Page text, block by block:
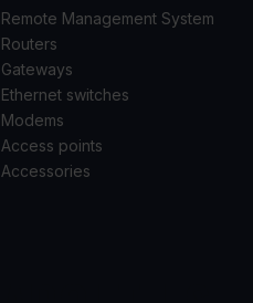
Remote Management System
Routers
Gateways
Ethernet switches
Modems
Access points
Accessories